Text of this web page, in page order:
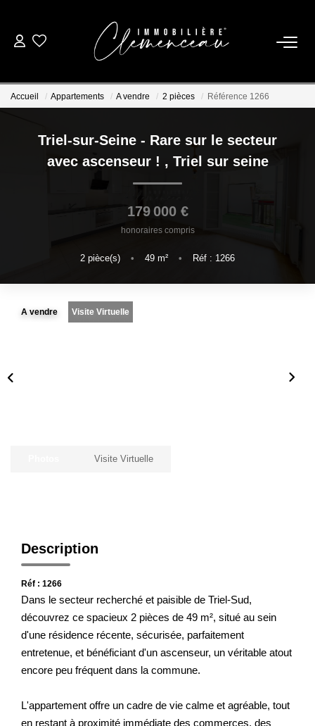
LOCATION
NOTRE AGENCE
Notre Agence
Accueil Appartements A vendre 2 pièces Référence 1266
Triel-sur-Seine - Rare sur le secteur
avec ascenseur ! , Triel sur seine
179 000 €
honoraires compris
2 pièce(s) • 49 m² • Réf : 1266
A vendre Visite Virtuelle
Visite Virtuelle
Description
Réf : 1266
Dans le secteur recherché et paisible de Triel-Sud,
découvrez ce spacieux 2 pièces de 49 m², situé au sein
d'une résidence récente, sécurisée, parfaitement
entretenue, et bénéficiant d'un ascenseur, un véritable atout
encore peu fréquent dans la commune.
L'appartement offre un cadre de vie calme et agréable, tout
en restant à proximité immédiate des commerces, des